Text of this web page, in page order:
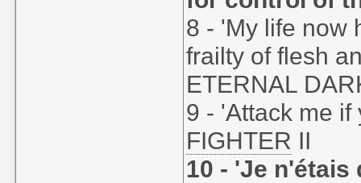
8 - 'My life now
frailty of flesh
ETERNAL
9 - 'Attack me
FIGHTER II
10 - 'Je